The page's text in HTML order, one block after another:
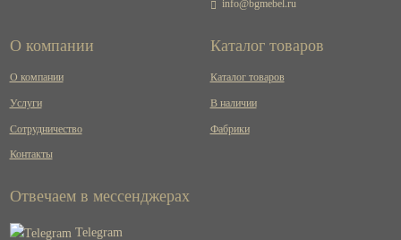
info@bgmebel.ru
О компании
О компании
Услуги
Сотрудничество
Контакты
Каталог товаров
Каталог товаров
В наличии
Фабрики
Отвечаем в мессенджерах
Telegram